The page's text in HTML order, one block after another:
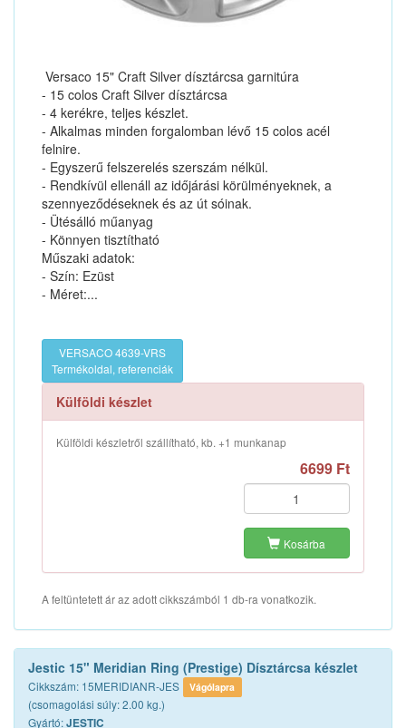
Versaco 15" Craft Silver dísztárcsa garnitúra
- 15 colos Craft Silver dísztárcsa
- 4 kerékre, teljes készlet.
- Alkalmas minden forgalomban lévő 15 colos acél
felnire.
- Egyszerű felszerelés szerszám nélkül.
- Rendkívül ellenáll az időjárási körülményeknek, a
szennyeződéseknek és az út sóinak.
- Ütésálló műanyag
- Könnyen tisztítható
Műszaki adatok:
- Szín: Ezüst
- Méret:...
VERSACO 4639-VRS
Termékoldal, referenciák
Külföldi készlet
Külföldi készletről szállítható, kb. +1 munkanap
6699 Ft
Kosárba
A feltüntetett ár az adott cikkszámból 1 db-ra vonatkozik.
Jestic 15" Meridian Ring (Prestige) Dísztárcsa készlet
Cikkszám: 15MERIDIANR-JES Vágólapra
(csomagolási súly: 2.00 kg.)
Gyártó:JESTIC